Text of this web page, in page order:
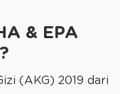
& EPA
(AKG) 2019 dari